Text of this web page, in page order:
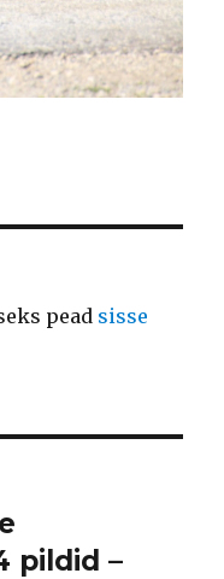
pead sisse
pildid –